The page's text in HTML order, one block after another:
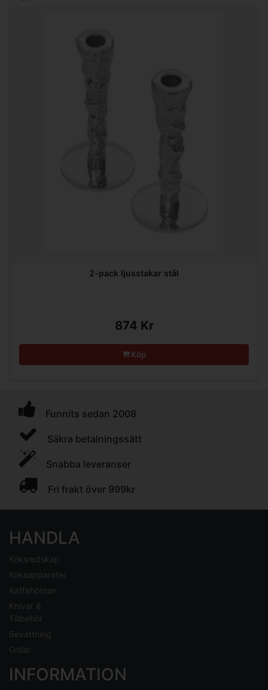
2-pack ljusstakar stål
874 Kr
Köp
Funnits sedan 2008
Säkra betalningssätt
Snabba leveranser
Fri frakt över 999kr
HANDLA
Köksredskap
Köksapparater
Kaffehörnan
Knivar &
Tillbehör
Bevattning
Grillar
INFORMATION